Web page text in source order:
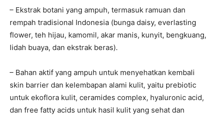
– Ekstrak botani yang ampuh, termasuk ramuan dan
rempah tradisional Indonesia (bunga daisy, everlasting
flower, teh hijau, kamomil, akar manis, kunyit, bengkuang,
lidah buaya, dan ekstrak beras).
– Bahan aktif yang ampuh untuk menyehatkan kembali
skin barrier dan kelembapan alami kulit, yaitu prebiotic
untuk ekoflora kulit, ceramides complex, hyaluronic acid,
dan free fatty acids untuk hasil kulit yang sehat dan